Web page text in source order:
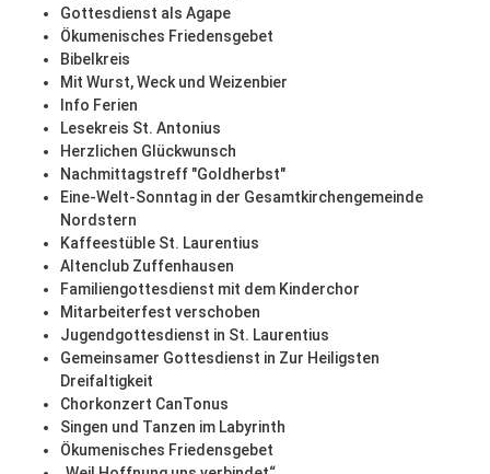
Gottesdienst als Agape
Ökumenisches Friedensgebet
Bibelkreis
Mit Wurst, Weck und Weizenbier
Info Ferien
Lesekreis St. Antonius
Herzlichen Glückwunsch
Nachmittagstreff "Goldherbst"
Eine-Welt-Sonntag in der Gesamtkirchengemeinde
Nordstern
Kaffeestüble St. Laurentius
Altenclub Zuffenhausen
Familiengottesdienst mit dem Kinderchor
Mitarbeiterfest verschoben
Jugendgottesdienst in St. Laurentius
Gemeinsamer Gottesdienst in Zur Heiligsten
Dreifaltigkeit
Chorkonzert CanTonus
Singen und Tanzen im Labyrinth
Ökumenisches Friedensgebet